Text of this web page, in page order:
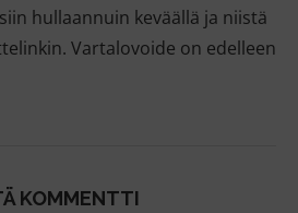
hullaannuin keväällä ja niistä
Vartalovoide on edelleen
KOMMENTTI